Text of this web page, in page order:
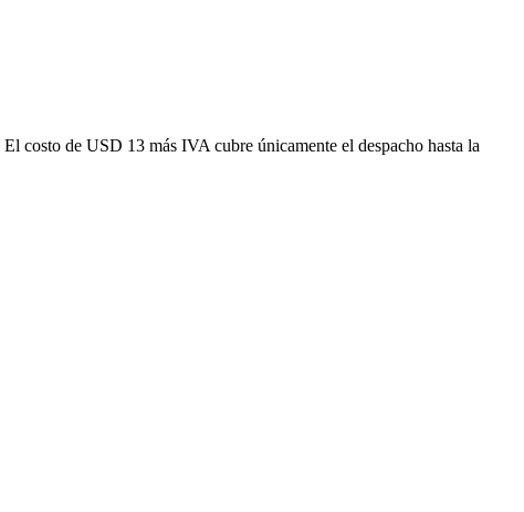
El costo de USD 13 más IVA cubre únicamente el despacho hasta la